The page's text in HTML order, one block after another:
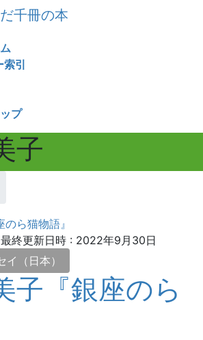
索引
プ
子
終更新日時 : 2022年9月30日
イ（日本）
子『銀座のら